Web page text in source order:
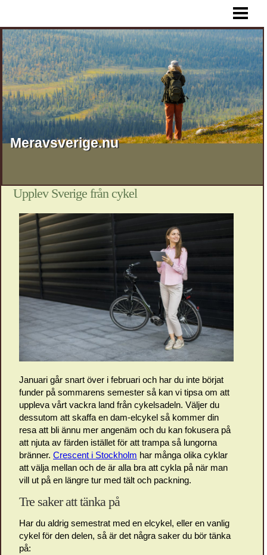
Meravsverige.nu
Upplev Sverige från cykel
Januari går snart över i februari och har du inte börjat
funder på sommarens semester så kan vi tipsa om att
uppleva vårt vackra land från cykelsadeln. Väljer du
dessutom att skaffa en dam-elcykel så kommer din
resa att bli ännu mer angenäm och du kan fokusera på
att njuta av färden istället för att trampa så lungorna
bränner. Crescent i Stockholm har många olika cyklar
att välja mellan och de är alla bra att cykla på när man
vill ut på en längre tur med tält och packning.
Tre saker att tänka på
Har du aldrig semestrat med en elcykel, eller en vanlig
cykel för den delen, så är det några saker du bör tänka
på: